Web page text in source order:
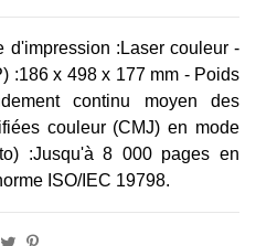
d'impression : Laser couleur -
:186 x 498 x 177 mm - Poids
continu moyen des
couleur (CMJ) en mode
:Jusqu'à 8 000 pages en
ISO/IEC 19798.